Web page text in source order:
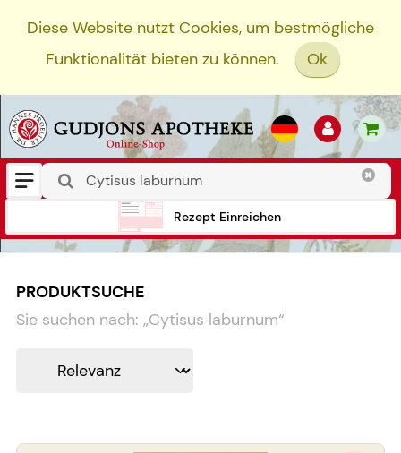
Diese Website nutzt Cookies, um bestmögliche
Funktionalität bieten zu können.
Ok
Rezept Einreichen
PRODUKTSUCHE
Sie suchen nach: „Cytisus laburnum“